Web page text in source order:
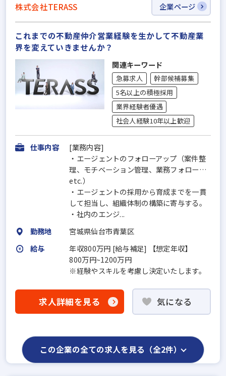
株式会社TERASS 企業ページ
これまでの不動産仲介営業経験を生かして不動産業
界を変えていきませんか？
関連キーワード
急募求人
幹部候補募集
5名以上の積極採用
業界経験者優遇
社会人経験10年以上歓迎
仕事内容
[業務内容]
・エージェントのフォローアップ（案件整
理、モチベーション管理、業務フォロー…
etc.）
・エージェントの採用から育成までを一貫
して担当し、組織体制の構築に寄与する。
・社内のエンジ...
勤務地
宮城県仙台市青葉区
給与
年収800万円 [給与補足] 【想定年収】
800万円~1200万円
※経験やスキルを考慮し決定いたします。
求人詳細を見る 気になる
この企業の全ての求人を見る（全2件）